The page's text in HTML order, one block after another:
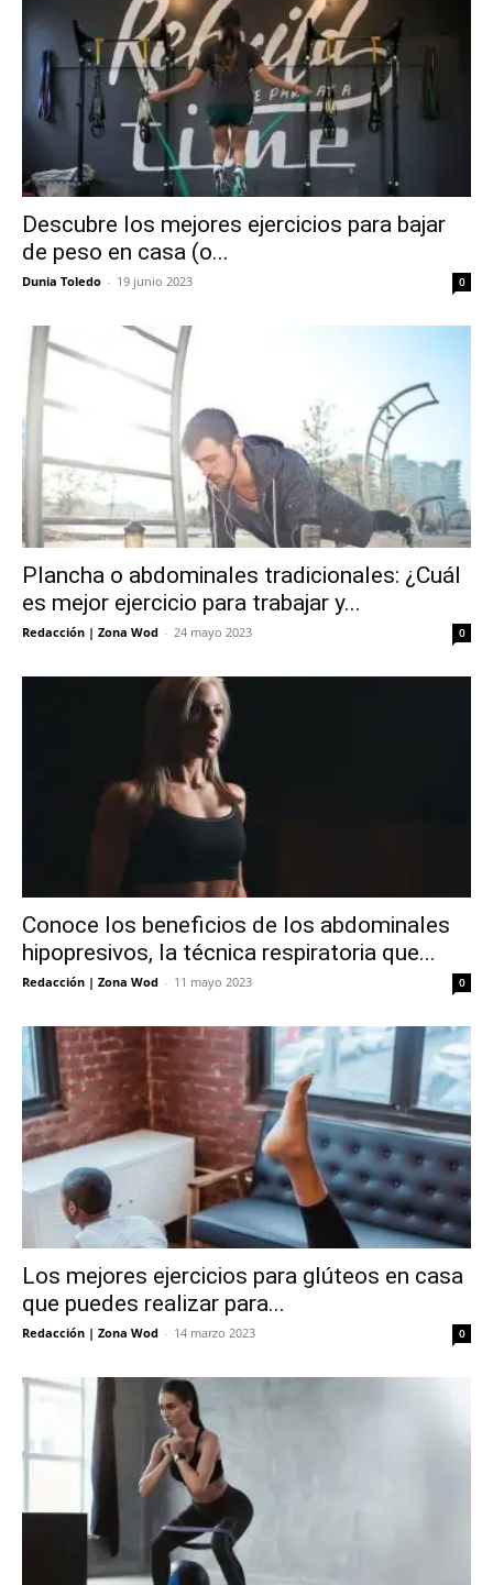
Descubre los mejores ejercicios para bajar
de peso en casa (o...
Dunia Toledo - 19 junio 2023 0
Plancha o abdominales tradicionales: ¿Cuál
es mejor ejercicio para trabajar y...
Redacción | Zona Wod - 24 mayo 2023 0
Conoce los beneficios de los abdominales
hipopresivos, la técnica respiratoria que...
Redacción | Zona Wod - 11 mayo 2023 0
Los mejores ejercicios para glúteos en casa
que puedes realizar para...
Redacción | Zona Wod - 14 marzo 2023 0